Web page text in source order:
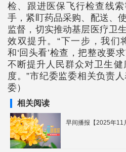
检、跟进医保飞行检查线索
手，紧盯药品采购、配送、
监督，切实推动基层医疗卫
效双提升。“下一步，我们
和‘回头看’检查，把整改要
不断提升人民群众对卫生
度。”市纪委监委相关负责
委）
相关阅读
早间播报【2025年11